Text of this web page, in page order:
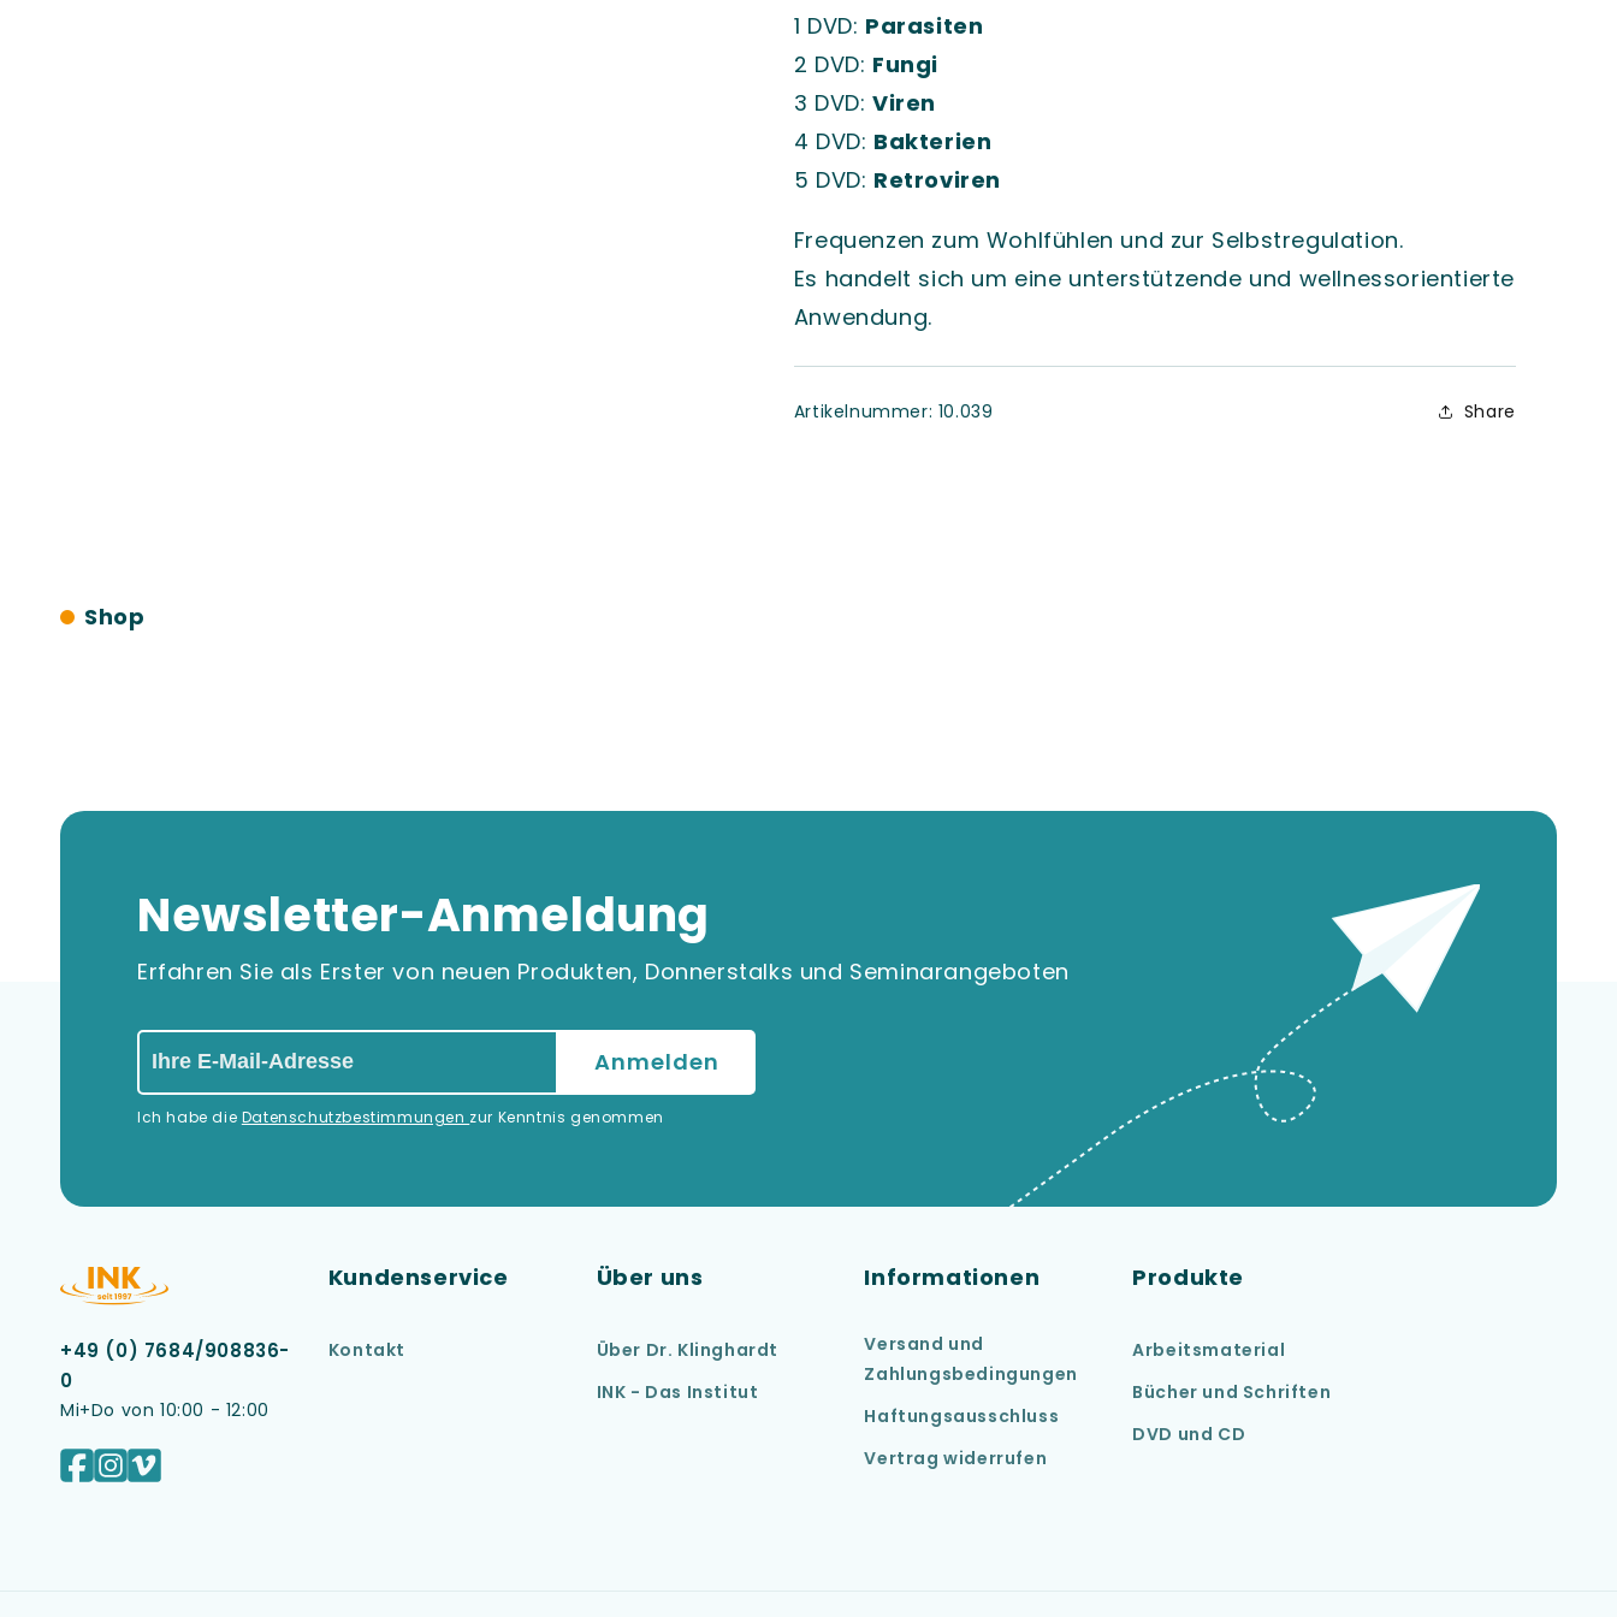
1 DVD: Parasiten
2 DVD: Fungi
3 DVD: Viren
4 DVD: Bakterien
5 DVD: Retroviren
Frequenzen zum Wohlfühlen und zur Selbstregulation.
Es handelt sich um eine unterstützende und wellnessorientierte
Anwendung.
Artikelnummer: SKU:
10.039 Share
Shop
Newsletter-Anmeldung
Erfahren Sie als Erster von neuen Produkten, Donnerstalks und Seminarangeboten
Ich habe die Datenschutzbestimmungen zur Kenntnis genommen
+49 (0) 7684/908836-
0
Mi+Do von 10:00 - 12:00
Facebook
Instagram
Vimeo
Kundenservice
Kontakt
Über uns
Über Dr. Klinghardt
INK - Das Institut
Informationen
Versand und
Zahlungsbedingungen
Haftungsausschluss
Vertrag widerrufen
Produkte
Arbeitsmaterial
Bücher und Schriften
DVD und CD